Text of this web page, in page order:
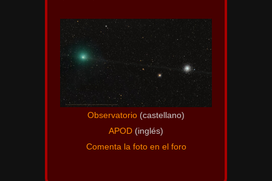
Observatorio (castellano)
APOD (inglés)
Comenta la foto en el foro